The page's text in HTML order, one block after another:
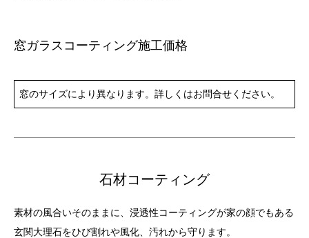
窓ガラスコーティング施工価格
窓のサイズにより異なります。詳しくはお問合せください。
石材コーティング
素材の風合いそのままに、浸透性コーティングが家の顔でもある
玄関大理石をひび割れや風化、汚れから守ります。